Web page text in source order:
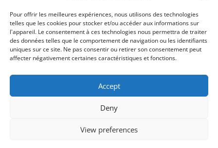
Pour offrir les meilleures expériences, nous utilisons des technologies
telles que les cookies pour stocker et/ou accéder aux informations sur
l'appareil. Le consentement à ces technologies nous permettra de traiter
des données telles que le comportement de navigation ou les identifiants
uniques sur ce site. Ne pas consentir ou retirer son consentement peut
affecter négativement certaines caractéristiques et fonctions.
Accept
Deny
View preferences
Boutique
Mon compte
Contact
Liens utiles
Ce site utilise des cookies pour améliorer votre
expérience. En cliquant sur “ACCEPTER”, vous consentez à
l'utilisation de tous les cookies. Vous pouvez suivre le lien